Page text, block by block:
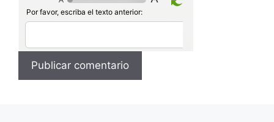
Por favor, escriba el texto anterior: